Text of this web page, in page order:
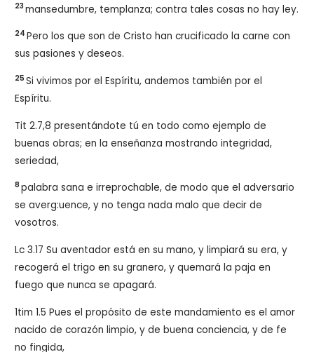
23mansedumbre, templanza; contra tales cosas no hay ley.
24Pero los que son de Cristo han crucificado la carne con
sus pasiones y deseos.
25Si vivimos por el Espíritu, andemos también por el
Espíritu.
Tit 2.7,8 presentándote tú en todo como ejemplo de
buenas obras; en la enseñanza mostrando integridad,
seriedad,
8palabra sana e irreprochable, de modo que el adversario
se averg:uence, y no tenga nada malo que decir de
vosotros.
Lc 3.17 Su aventador está en su mano, y limpiará su era, y
recogerá el trigo en su granero, y quemará la paja en
fuego que nunca se apagará.
1tim 1.5 Pues el propósito de este mandamiento es el amor
nacido de corazón limpio, y de buena conciencia, y de fe
no fingida,